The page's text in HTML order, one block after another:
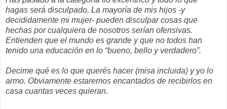
hagas será disculpado. La mayoría de mis hijos -y
decididamente mi mujer- pueden disculpar cosas que
hechas por cualquiera de nosotros serían ofensivas.
Entienden que el mundo es grande y que no todos han
tenido una educación en lo “bueno, bello y verdadero”.
Decime qué es lo que querés hacer (misa incluida) y yo lo
armo. Obviamente estaremos encantados de recibirlos en
casa cuantas veces quieran.